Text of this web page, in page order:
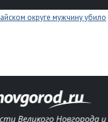
округе мужчину убило